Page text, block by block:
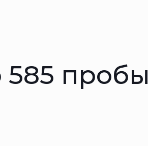
585 пробы